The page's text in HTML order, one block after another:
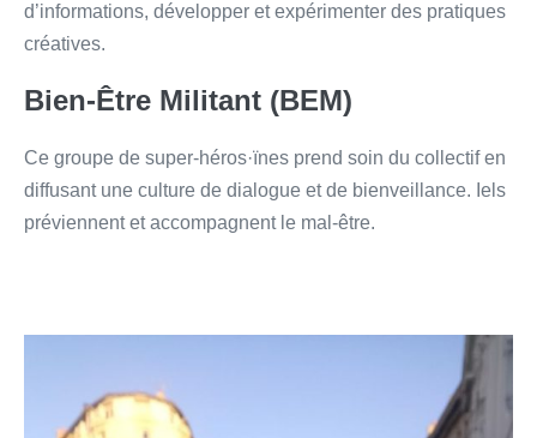
d’informations, développer et expérimenter des pratiques
créatives.
Bien-Être Militant (BEM)
Ce groupe de super-héros·ïnes prend soin du collectif en
diffusant une culture de dialogue et de bienveillance. Iels
préviennent et accompagnent le mal-être.